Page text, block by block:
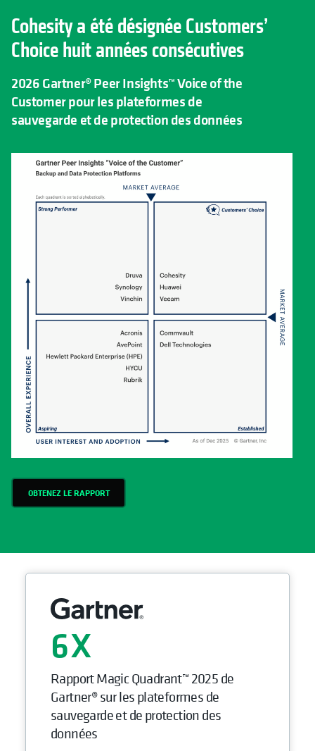
Cohesity a été désignée Customers’
Choice huit années consécutives
2026 Gartner® Peer Insights™ Voice of the
Customer pour les plateformes de
sauvegarde et de protection des données
OBTENEZ LE RAPPORT
6
Rapport Magic Quadrant™ 2025 de
Gartner® sur les plateformes de
sauvegarde et de protection des
données